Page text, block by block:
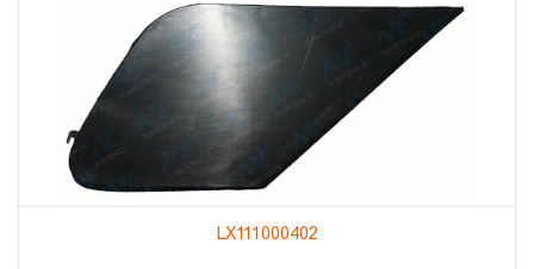
LX111000402